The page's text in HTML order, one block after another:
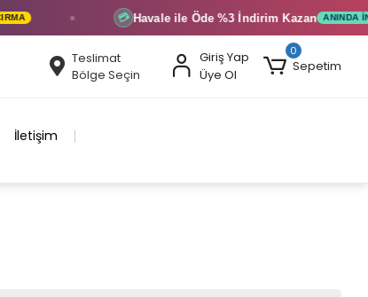
Havale ile Öde %3 İndirimKazan ANINDA
Teslimat
Bölge Seçin
Giriş Yap
Üye Ol
0
Sepetim
İletişim